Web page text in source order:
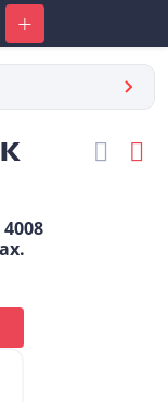
Добавить